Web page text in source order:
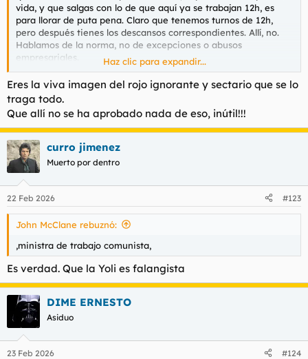
estatal para mejorarlos.
- Bosques. Cero mantenimiento, lo que genera incendios cada
vez mas devastadores.
- Instituciones públicas. Intenta coger una cita para lo que sea,
da igual, hacienda, seg. social, impuestos, ayudas, con un
incremento brutal de funcionarios, al final no funciona nada
como debería. Colas, esperas y burocracia para aburrir.
No amigo, no. España no va bien, creeme, excepto para los
gobernantes y sus amigotes, familias y amantes. Enchufes a
cascoporro en empresas públicas, todos a dedo, con salarios de
escándalo y todos con un curriculum mas pequeño que una
etiqueta de Anis El Mono.
En la españa actual te va bien si eres del círculo de pedrito,
asesor, amigo, o familia, o si eres puta o camello de alguno de
ellos.
vida, y que salgas con lo de que aquí ya se trabajan 12h, es
para llorar de puta pena. Claro que tenemos turnos de 12h,
pero después tienes los descansos correspondientes. Allí, no.
Hablamos de la norma, no de excepciones o abusos
empresariales.
Ya no sé qué esperar de ti la verdad. Cuando me fui no eras
esto. Puedes ser de derechas, por supuesto, pero antes si
menos había algo de coherencia. Ahora es sólo negar por
negar y quedarte con la rama para no ver el bosque ni en foto.
De verdad, una pena.
Haz clic para expandir...
Eres la viva imagen del rojo ignorante y sectario que se lo
traga todo.
Que allí no se ha aprobado nada de eso, inútil!!!
curro jimenez
Muerto por dentro
22 Feb 2026 #123
John McClane rebuznó:
,ministra de trabajo comunista,
Es verdad. Que la Yoli es falangista
DIME ERNESTO
Asiduo
23 Feb 2026 #124